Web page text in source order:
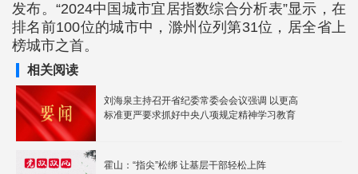
发布。“2024中国城市宜居指数综合分析表”显示，在
排名前100位的城市中，滁州位列第31位，居全省上
榜城市之首。
相关阅读
刘海泉主持召开省纪委常委会会议强调 以更高
标准更严要求抓好中央八项规定精神学习教育
霍山：“指尖”松绑 让基层干部轻松上阵